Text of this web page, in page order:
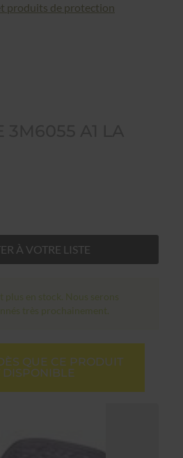
produits de protection
À VOTRE LISTE
plus en stock. Nous serons
très prochainement.
QUE CE PRODUIT
DISPONIBLE